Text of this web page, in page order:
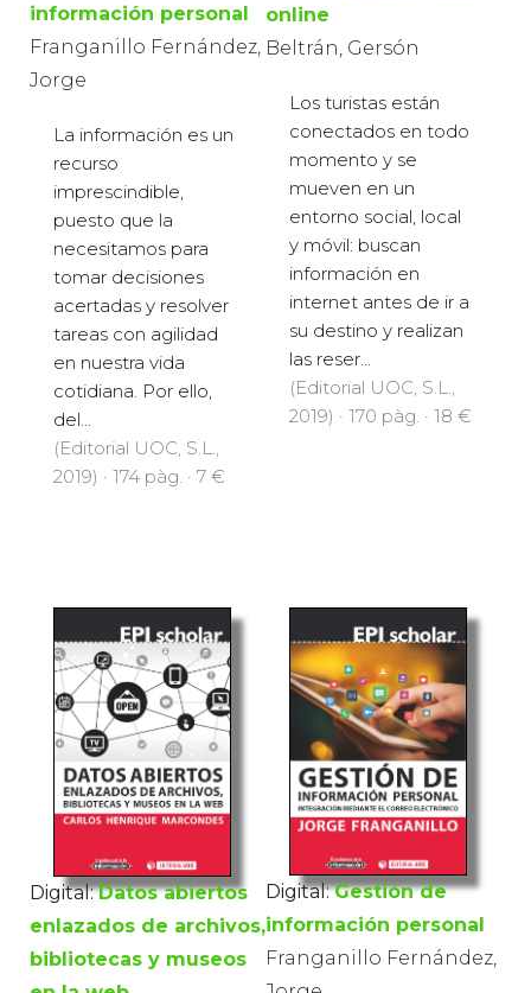
información personal
Franganillo Fernández,
Jorge
La información es un
recurso
imprescindible,
puesto que la
necesitamos para
tomar decisiones
acertadas y resolver
tareas con agilidad
en nuestra vida
cotidiana. Por ello,
del...
(Editorial UOC, S.L.,
2019) · 174 pàg. · 7 €
online
Beltrán, Gersón
Los turistas están
conectados en todo
momento y se
mueven en un
entorno social, local
y móvil: buscan
información en
internet antes de ir a
su destino y realizan
las reser...
(Editorial UOC, S.L.,
2019) · 170 pàg. · 18 €
Digital: Datos abiertos
enlazados de archivos,
bibliotecas y museos
Digital: Gestión de
información personal
Franganillo Fernández,